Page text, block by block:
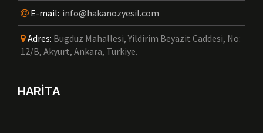
E-mail: info@hakanozyesil.com
Adres: Bugduz Mahallesi, Yildirim Beyazit Caddesi, No:
12/B, Akyurt, Ankara, Turkiye.
HARİTA